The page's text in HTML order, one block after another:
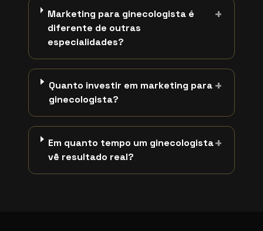
Marketing para ginecologista é
diferente de outras
especialidades?
+
Quanto investir em marketing para
ginecologista?
+
Em quanto tempo um ginecologista
vê resultado real?
+